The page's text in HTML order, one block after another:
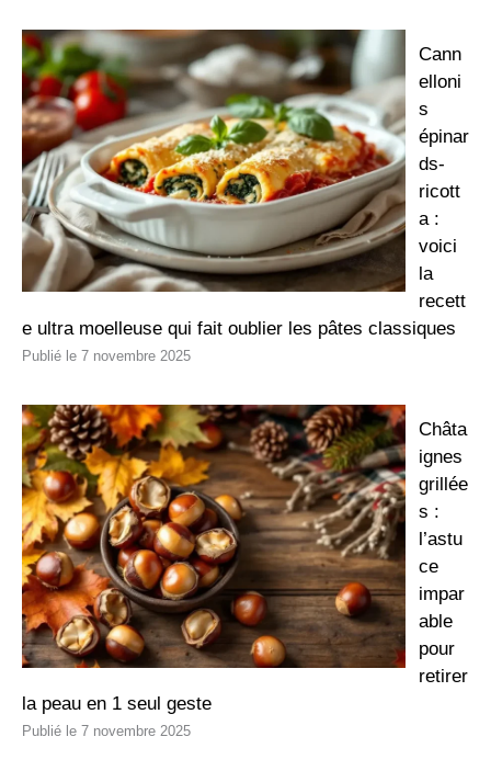
Cann
elloni
s
épinar
ds-
ricott
a :
voici
la
recett
e ultra moelleuse qui fait oublier les pâtes classiques
7 novembre 2025
Châta
ignes
grillée
s :
l’astu
ce
impar
able
pour
retirer
la peau en 1 seul geste
7 novembre 2025